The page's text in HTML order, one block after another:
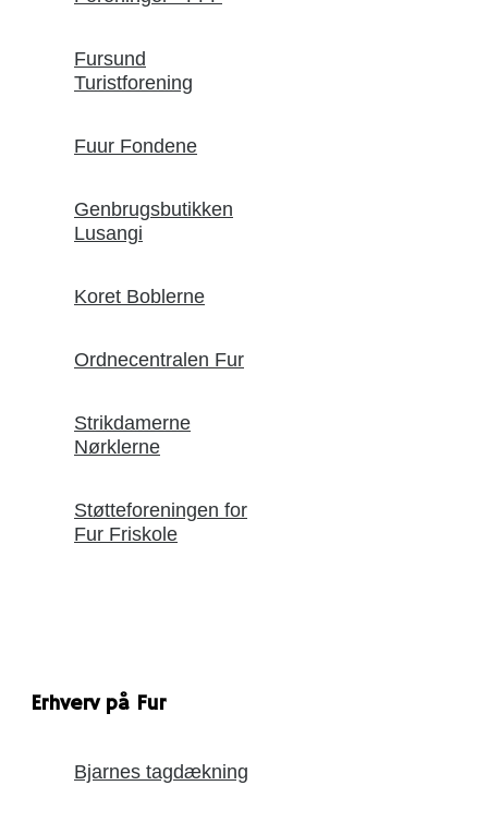
Fursund
Turistforening
Fuur Fondene
Genbrugsbutikken
Lusangi
Koret Boblerne
Ordnecentralen Fur
Strikdamerne
Nørklerne
Støtteforeningen for
Fur Friskole
Erhverv på Fur
Bjarnes tagdækning